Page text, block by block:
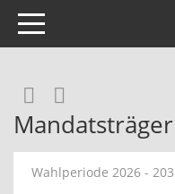
Toggle navigation
Mandatsträger
Wahlperiode 2026 -